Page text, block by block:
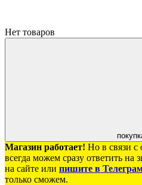
Нет товаров
Магазин работает! Но в связи с
всегда можем сразу ответить на
на сайте или пишите в
только сможем.